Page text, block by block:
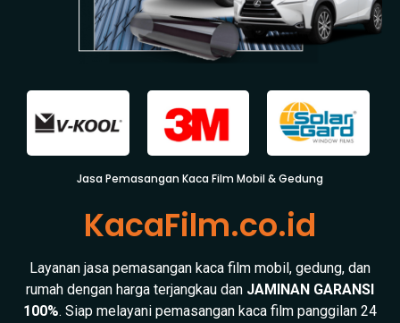
Jasa Pemasangan Kaca Film Mobil & Gedung
KacaFilm.co.id
Layanan jasa pemasangan kaca film mobil, gedung, dan
rumah dengan harga terjangkau dan JAMINAN GARANSI
100%. Siap melayani pemasangan kaca film panggilan 24